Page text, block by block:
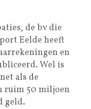
de bv die
Eelde heeft
en
Wel is
als de
ruim 50 miljoen
geld.